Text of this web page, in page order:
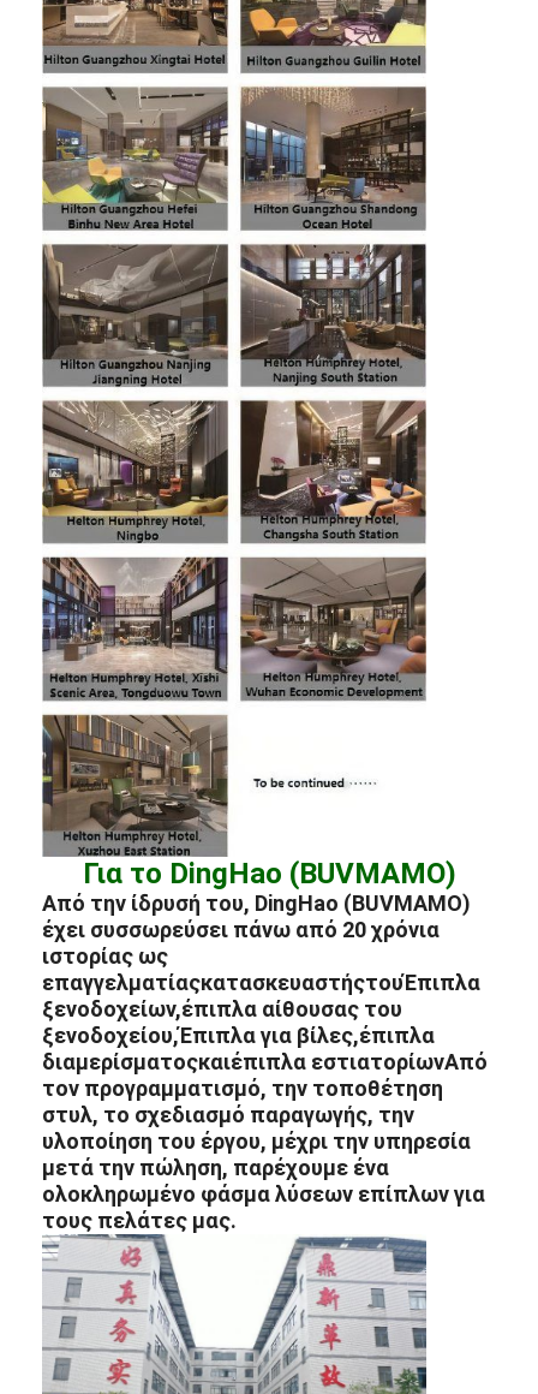
Για το DingHao (BUVMAMO)
Από την ίδρυσή του, DingHao (BUVMAMO)
έχει συσσωρεύσει πάνω από 20 χρόνια
ιστορίας ως
επαγγελματίαςκατασκευαστήςτουΈπιπλα
ξενοδοχείων,έπιπλα αίθουσας του
ξενοδοχείου,Έπιπλα για βίλες,έπιπλα
διαμερίσματοςκαιέπιπλα εστιατορίωνΑπό
τον προγραμματισμό, την τοποθέτηση
στυλ, το σχεδιασμό παραγωγής, την
υλοποίηση του έργου, μέχρι την υπηρεσία
μετά την πώληση, παρέχουμε ένα
ολοκληρωμένο φάσμα λύσεων επίπλων για
τους πελάτες μας.